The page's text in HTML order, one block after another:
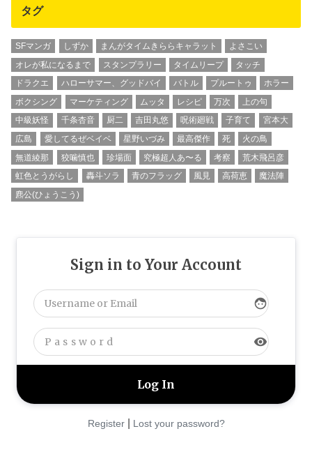
タグ
SFマンガ しずか まんがタイムきららキャラット
よさこい
オレが私になるまで
スタンプラリー タイムリープ
タッチ
ドラクエ
ハローサマー、グッドバイ バトル プルートゥ
ホラー
ボクシング
マーケティング ムッタ レシピ 万次
上の句
中級妖怪
千条杏音 厨二 吉田丸悠 呪術廻戦 子育て
宮本大
広島
愛してるぜベイベ 星野いづみ 最高傑作 死
火の鳥
無道綾那
狡噛慎也 珍場面 究極超人あ〜る 考察
荒木飛呂彦
虹色とうがらし
轟斗ソラ 青のフラッグ 風見 高荷恵
魔法陣
麃公(ひょうこう)
Sign in to Your Account
face
visibility
Register| Lost your password?